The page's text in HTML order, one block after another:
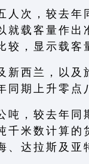
人 次 ， 较 去
就 载 客 量 作
， 显 示 载 客
新 西 兰 ， 以
同 期 上 升 零 点
吨 ， 较 去 年
千 米 数 计 算
、 达 拉 斯 及 亚